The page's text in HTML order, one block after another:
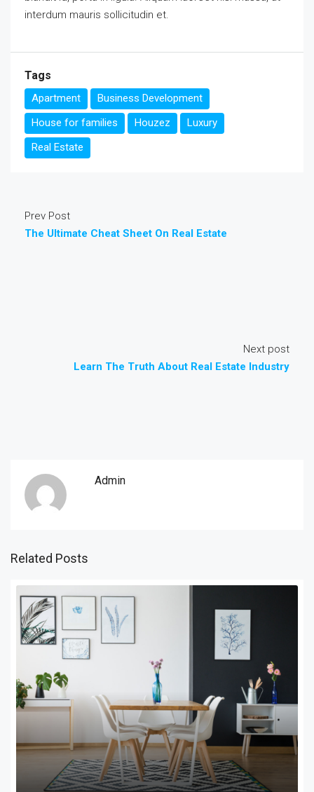
interdum mauris sollicitudin et.
Tags
Apartment
Business Development
House for families
Houzez
Luxury
Real Estate
Prev Post
The Ultimate Cheat Sheet On Real Estate
Next post
Learn The Truth About Real Estate Industry
Admin
Related Posts